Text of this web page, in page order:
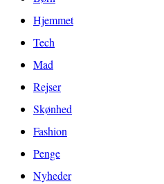
Hjemmet
Tech
Mad
Rejser
Skønhed
Fashion
Penge
Nyheder